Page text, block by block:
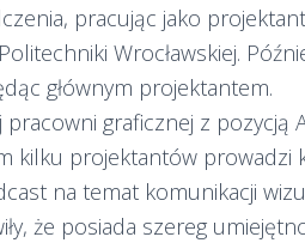
pracując jako
Wrocławskiej.
głównym projektantem.
pracowni graficznej z pozycją
kilku projektantów prowadzi
na temat komunikacji
że posiada szereg